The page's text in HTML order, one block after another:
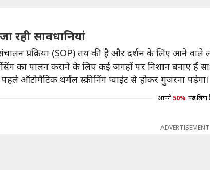
रही सावधानियां
प्रक्रिया (SOP) तय की है और दर्शन के लिए आने वाले
का पालन कराने के लिए कई जगहों पर निशान बनाए हैं
ऑटोमैटिक थर्मल स्क्रीनिंग प्वाइंट से होकर गुजरना पड़ेगा।
आपने 50% पढ़ लिया
ADVERTISEMENT